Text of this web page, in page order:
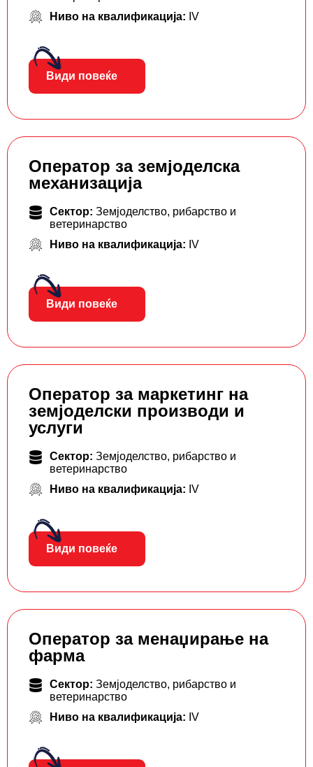
Ниво на квалификација: IV
Види повеќе
Оператор за земјоделска
механизација
Сектор: Земјоделство, рибарство и
ветеринарство
Ниво на квалификација: IV
Види повеќе
Оператор за маркетинг на
земјоделски производи и
услуги
Сектор: Земјоделство, рибарство и
ветеринарство
Ниво на квалификација: IV
Види повеќе
Оператор за менаџирање на
фарма
Сектор: Земјоделство, рибарство и
ветеринарство
Ниво на квалификација: IV